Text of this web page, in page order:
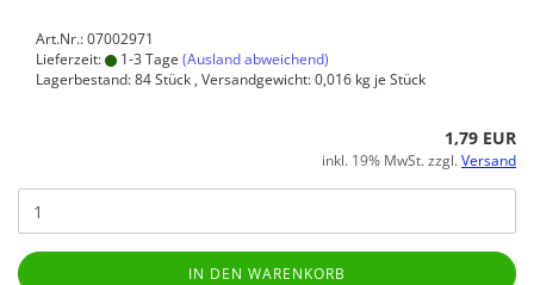
Art.Nr.: 07002971
Lieferzeit:
1-3 Tage (Ausland abweichend)
Lagerbestand: 84 Stück , Versandgewicht:0,016 kg je Stück
1,79 EUR
inkl. 19% MwSt. zzgl.Versand
IN DEN WARENKORB